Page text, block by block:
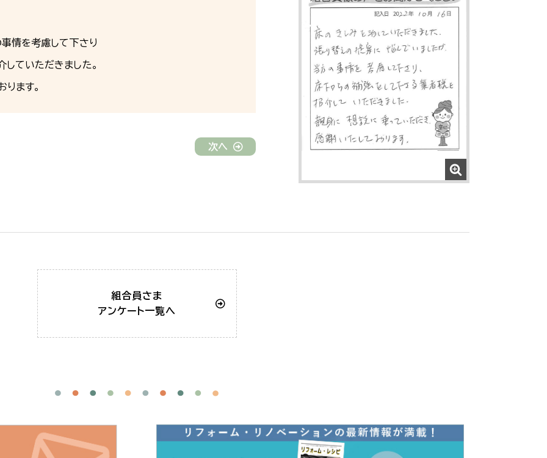
情を考慮して下さり
ていただきました。
ます。
次へ
組合員さま
アンケート一覧へ